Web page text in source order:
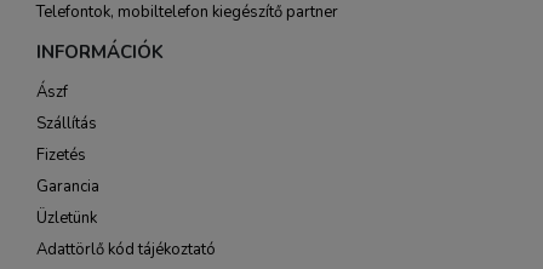
Telefontok, mobiltelefon kiegészítő partner
INFORMÁCIÓK
Ászf
Szállítás
Fizetés
Garancia
Üzletünk
Adattörlő kód tájékoztató